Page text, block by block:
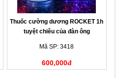
Thuốc cường dương ROCKET 1h
tuyệt chiêu của đàn ông
Mã SP: 3418
600,000đ